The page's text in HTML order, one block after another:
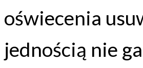
oświecenia
jednością nie